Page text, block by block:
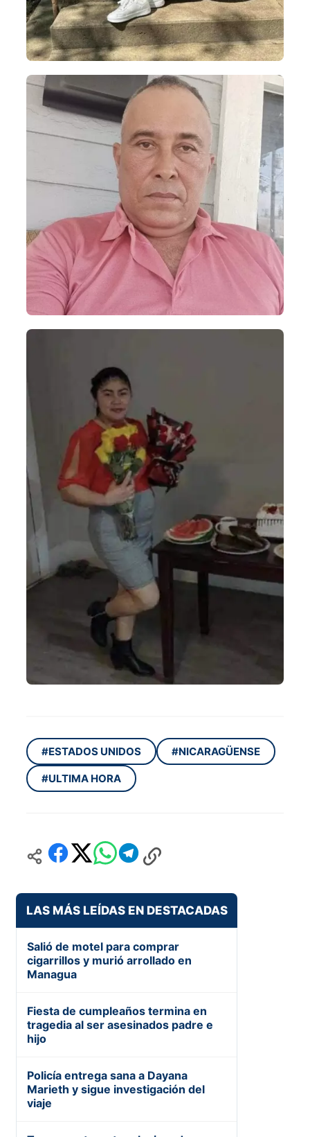
#ESTADOS UNIDOS #NICARAGÜENSE
#ULTIMA HORA
LAS MÁS LEÍDAS EN DESTACADAS
Salió de motel para comprar
cigarrillos y murió arrollado en
Managua
Fiesta de cumpleaños termina en
tragedia al ser asesinados padre e
hijo
Policía entrega sana a Dayana
Marieth y sigue investigación del
viaje